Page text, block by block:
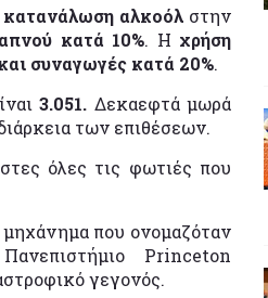
κατανάλωση αλκοόλ στην
κατά 10%. Η χρήση
συναγωγές κατά 20%.
3.051. Δεκαεφτά μωρά
των επιθέσεων.
όλες τις φωτιές που
μηχάνημα που ονομαζόταν
Princeton
γεγονός.